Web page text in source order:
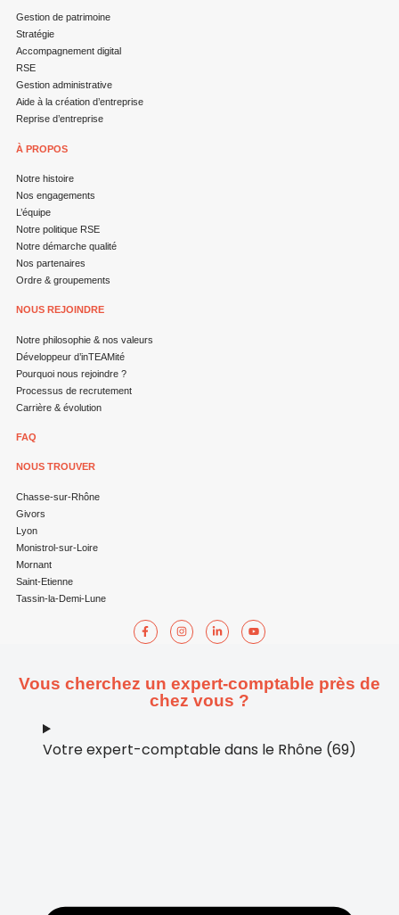
Gestion de patrimoine
Stratégie
Accompagnement digital
RSE
Gestion administrative
Aide à la création d’entreprise
Reprise d’entreprise
À PROPOS
Notre histoire
Nos engagements
L’équipe
Notre politique RSE
Notre démarche qualité
Nos partenaires
Ordre & groupements
NOUS REJOINDRE
Notre philosophie & nos valeurs
Développeur d’inTEAMité
Pourquoi nous rejoindre ?
Processus de recrutement
Carrière & évolution
FAQ
NOUS TROUVER
Chasse-sur-Rhône
Givors
Lyon
Monistrol-sur-Loire
Mornant
Saint-Etienne
Tassin-la-Demi-Lune
Vous cherchez un expert-comptable près de
chez vous ?
Votre expert-comptable dans le Rhône (69)